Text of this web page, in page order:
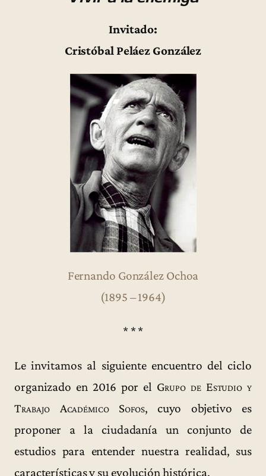
Invitado:
Cristóbal Peláez González
Fernando González Ochoa
(1895 – 1964)
* * *
Le invitamos al siguiente encuentro del ciclo
organizado en 2016 por el Grupo de Estudio y
Trabajo Académico Sofos, cuyo objetivo es
proponer a la ciudadanía un conjunto de
estudios para entender nuestra realidad, sus
características y su evolución histórica.